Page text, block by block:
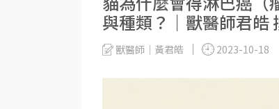
與種類？｜獸醫師君皓
獸醫師｜黃君皓 2023-10-18